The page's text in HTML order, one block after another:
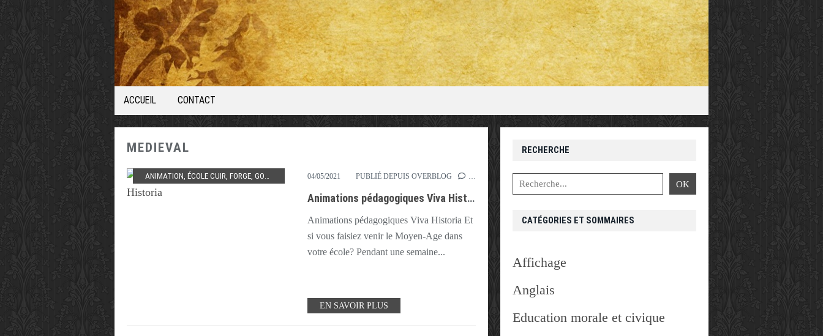
ACCUEIL CONTACT
MEDIEVAL
ANIMATION ÉCOLE CUIR FORGE GOTHIQUE MÉDIÉVAL,MOYEN--ÂGE,PÉDAGOGIQUE,ROMANE ,VIVA HISTORIA ,VOUE
04/05/2021 PUBLIÉ DEPUIS OVERBLOG
Animations pédagogiques Viva Historia
Animations pédagogiques Viva Historia Et
si vous faisiez venir le Moyen-Age dans
votre école? Pendant une semaine...
EN SAVOIR PLUS
RECHERCHE
CATÉGORIES ET SOMMAIRES
Affichage
Anglais
Education morale et civique